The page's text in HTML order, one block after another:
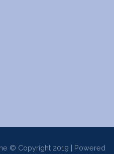
© Copyright 2019 | Powered